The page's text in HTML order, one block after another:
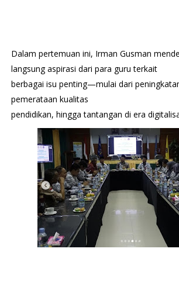
Dalam pertemuan ini, Irman Gusman
langsung aspirasi dari para guru terkait
berbagai isu penting—mulai dari
pemerataan kualitas
pendidikan, hingga tantangan di era